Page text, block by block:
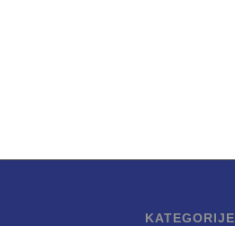
KATEGORIJE